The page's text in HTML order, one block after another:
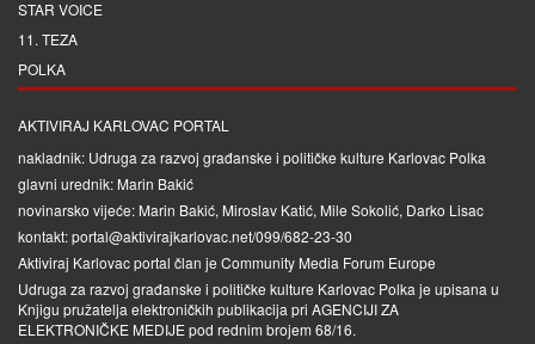
STAR VOICE
11. TEZA
POLKA
AKTIVIRAJ KARLOVAC PORTAL
nakladnik: Udruga za razvoj građanske i političke kulture Karlovac Polka
glavni urednik: Marin Bakić
novinarsko vijeće: Marin Bakić, Miroslav Katić, Mile Sokolić, Darko Lisac
kontakt: portal@aktivirajkarlovac.net/099/682-23-30
Aktiviraj Karlovac portal član je Community Media Forum Europe
Udruga za razvoj građanske i političke kulture Karlovac Polka je upisana u
Knjigu pružatelja elektroničkih publikacija pri AGENCIJI ZA
ELEKTRONIČKE MEDIJEpod rednim brojem 68/16.